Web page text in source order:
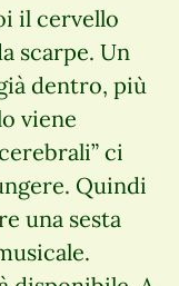
il cervello
scarpe. Un
dentro, più
viene
ci
Quindi
una sesta